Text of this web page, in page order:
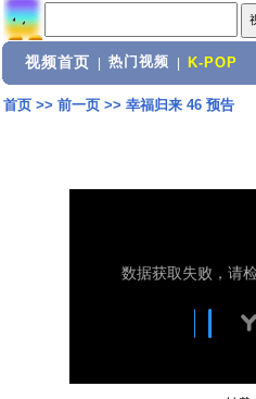
视频首页 热门视频 K-POP
首页>> 前一页>> 幸福归来 46 预告